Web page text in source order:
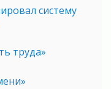
систему
труда»